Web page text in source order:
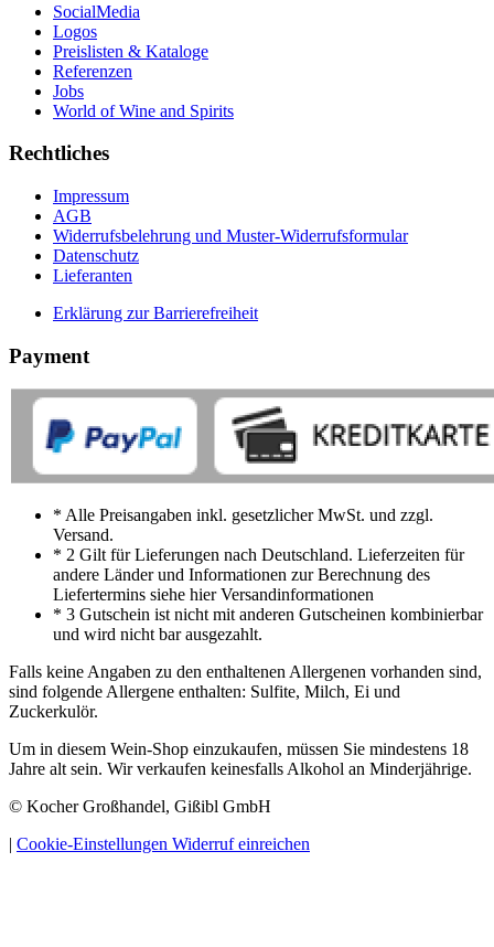
SocialMedia
Logos
Preislisten & Kataloge
Referenzen
Jobs
World of Wine and Spirits
Rechtliches
Impressum
AGB
Widerrufsbelehrung und Muster-Widerrufsformular
Datenschutz
Lieferanten
Erklärung zur Barrierefreiheit
Payment
* Alle Preisangaben inkl. gesetzlicher MwSt. und zzgl.
Versand.
* 2 Gilt für Lieferungen nach Deutschland. Lieferzeiten für
andere Länder und Informationen zur Berechnung des
Liefertermins siehe hier Versandinformationen
* 3 Gutschein ist nicht mit anderen Gutscheinen kombinierbar
und wird nicht bar ausgezahlt.
Falls keine Angaben zu den enthaltenen Allergenen vorhanden sind,
sind folgende Allergene enthalten: Sulfite, Milch, Ei und
Zuckerkulör.
Um in diesem Wein-Shop einzukaufen, müssen Sie mindestens 18
Jahre alt sein. Wir verkaufen keinesfalls Alkohol an Minderjährige.
© Kocher Großhandel, Gißibl GmbH
| Cookie-Einstellungen Widerruf einreichen